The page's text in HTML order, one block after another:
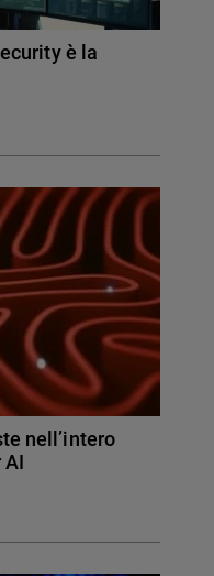
è la
nell’intero
AI